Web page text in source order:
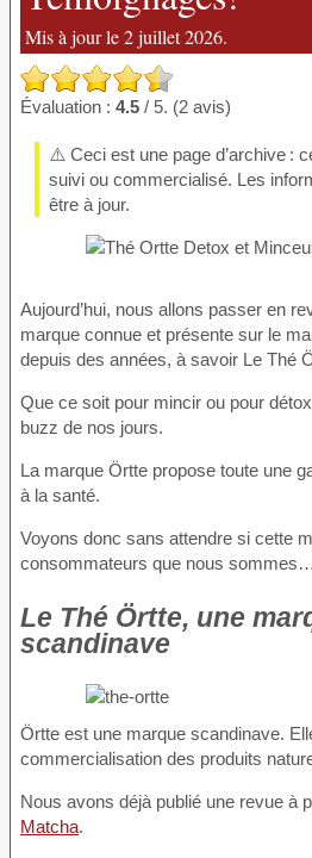
Mis à jour le 2 juillet 2026.
Évaluation : 4.5 / 5. (2 avis)
⚠️ Ceci est une page d’archive :
suivi ou commercialisé. Les
être à jour.
Aujourd’hui, nous allons passer en
marque connue et présente sur le
depuis des années, à savoir Le Thé
Que ce soit pour mincir ou pour
buzz de nos jours.
La marque Örtte propose toute une
à la santé.
Voyons donc sans attendre si cette
consommateurs que nous sommes…
Le Thé Örtte, une
scandinave
Örtte est une marque scandinave.
commercialisation des produits
Nous avons déjà publié une revue à
Matcha.